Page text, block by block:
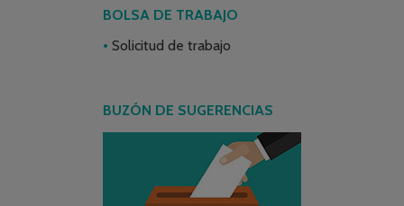
BOLSA DE TRABAJO
Solicitud de trabajo
BUZÓN DE SUGERENCIAS